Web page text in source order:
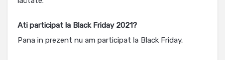
Ati participat la Black Friday 2021?
Pana in prezent nu am participat la Black Friday.